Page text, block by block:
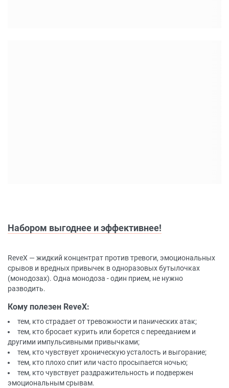
Набором выгоднее и эффективнее!
ReveX — жидкий концентрат против тревоги, эмоциональных
срывов и вредных привычек в одноразовых бутылочках
(монодозах). Одна монодоза - один прием, не нужно
разводить.
Кому полезен ReveX:
тем, кто страдает от тревожности и панических атак;
тем, кто бросает курить или борется с перееданием и
другими импульсивными привычками;
тем, кто чувствует хроническую усталость и выгорание;
тем, кто плохо спит или часто просыпается ночью;
тем, кто чувствует раздражительность и подвержен
эмоциональным срывам.